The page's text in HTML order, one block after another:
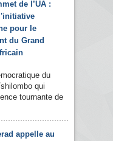
de l’UA :
pour le
du Grand
du
qui
tournante de
appelle au